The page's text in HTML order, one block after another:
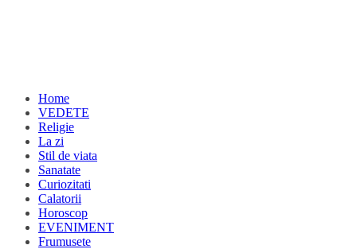
Home
VEDETE
Religie
La zi
Stil de viata
Sanatate
Curiozitati
Calatorii
Horoscop
EVENIMENT
Frumusete